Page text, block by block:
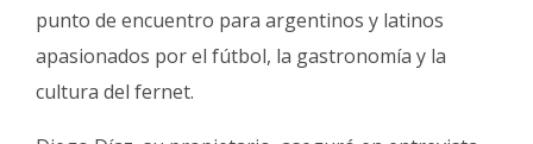
punto de encuentro para argentinos y latinos
apasionados por el fútbol, la gastronomía y la
cultura del fernet.